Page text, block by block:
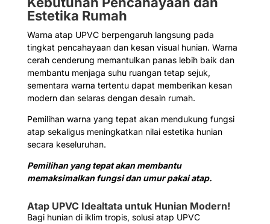
Estetika Rumah
Warna atap UPVC berpengaruh langsung pada
tingkat pencahayaan dan kesan visual hunian. Warna
cerah cenderung memantulkan panas lebih baik dan
membantu menjaga suhu ruangan tetap sejuk,
sementara warna tertentu dapat memberikan kesan
modern dan selaras dengan desain rumah.
Pemilihan warna yang tepat akan mendukung fungsi
atap sekaligus meningkatkan nilai estetika hunian
secara keseluruhan.
Pemilihan yang tepat akan membantu
memaksimalkan fungsi dan umur pakai atap.
Atap UPVC Idealtata untuk Hunian Modern!
Bagi hunian di iklim tropis, solusi atap UPVC